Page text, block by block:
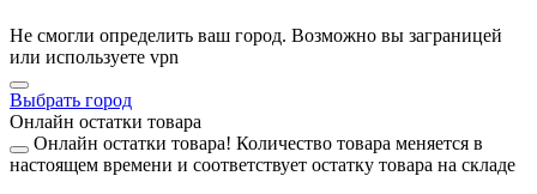
Не смогли определить ваш город. Возможно вы заграницей
или используете vpn
Выбрать город
Онлайн остатки товара
Онлайн остатки товара! Количество товара меняется в
настоящем времени и соответствует остатку товара на складе